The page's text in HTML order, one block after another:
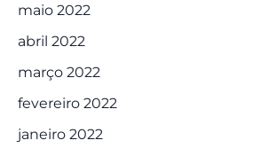
maio 2022
abril 2022
março 2022
fevereiro 2022
janeiro 2022